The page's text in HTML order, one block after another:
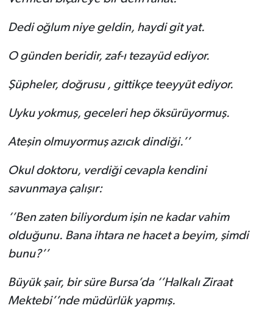
Dedi oğlum niye geldin, haydi git yat.
O günden beridir, zaf-ı tezayüd ediyor.
Şüpheler, doğrusu , gittikçe teeyyüt ediyor.
Uyku yokmuş, geceleri hep öksürüyormuş.
Ateşin olmuyormuş azıcık dindiği.’’
Okul doktoru, verdiği cevapla kendini
savunmaya çalışır:
‘’Ben zaten biliyordum işin ne kadar vahim
olduğunu. Bana ihtara ne hacet a beyim, şimdi
bunu?’’
Büyük şair, bir süre Bursa’da ‘’Halkalı Ziraat
Mektebi’’nde müdürlük yapmış.